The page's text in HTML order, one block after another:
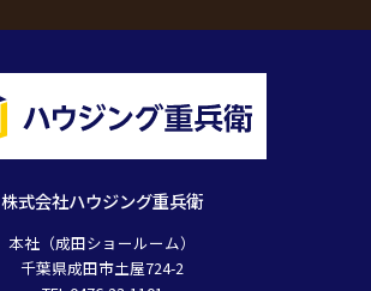
株式会社ハウジング重兵衛
本社（成田ショールーム）
千葉県成田市土屋724-2